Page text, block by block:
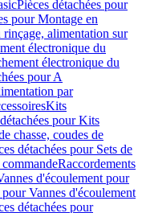
Pièces détachées pour
pour Montage en
alimentation sur
électronique du
électronique du
pour A
par
Kits
pour Kits
chasse, coudes de
détachées pour Sets de
Raccordements
d'écoulement pour
pour Vannes d'écoulement
détachées pour